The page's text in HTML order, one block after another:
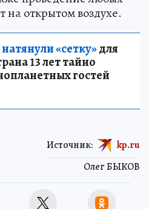
открытом воздухе.
«сетку»для
13 лет тайно
гостей
Олег БЫКОВ
Источник: kp.ru